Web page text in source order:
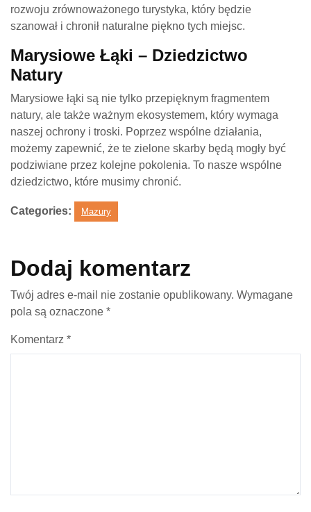
rozwoju zrównoważonego turystyka, który będzie
szanował i chronił naturalne piękno tych miejsc.
Marysiowe Łąki – Dziedzictwo
Natury
Marysiowe łąki są nie tylko przepięknym fragmentem
natury, ale także ważnym ekosystemem, który wymaga
naszej ochrony i troski. Poprzez wspólne działania,
możemy zapewnić, że te zielone skarby będą mogły być
podziwiane przez kolejne pokolenia. To nasze wspólne
dziedzictwo, które musimy chronić.
Categories: Mazury
Dodaj komentarz
Twój adres e-mail nie zostanie opublikowany. Wymagane
pola są oznaczone *
Komentarz *